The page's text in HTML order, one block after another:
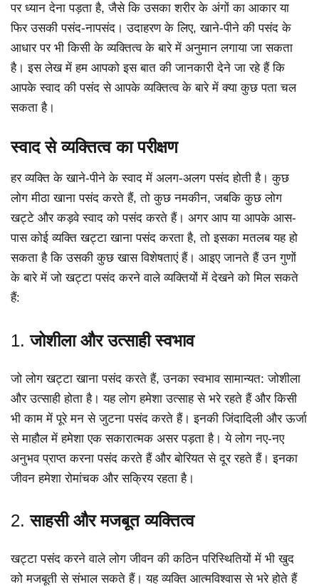
पर ध्यान देना पड़ता है, जैसे कि उसका शरीर के अंगों का आकार या
फिर उसकी पसंद-नापसंद। उदाहरण के लिए, खाने-पीने की पसंद के
आधार पर भी किसी के व्यक्तित्व के बारे में अनुमान लगाया जा सकता
है। इस लेख में हम आपको इस बात की जानकारी देने जा रहे हैं कि
आपके स्वाद की पसंद से आपके व्यक्तित्व के बारे में क्या कुछ पता चल
सकता है।
स्वाद से व्यक्तित्व का परीक्षण
हर व्यक्ति के खाने-पीने के स्वाद में अलग-अलग पसंद होती है। कुछ
लोग मीठा खाना पसंद करते हैं, तो कुछ नमकीन, जबकि कुछ लोग
खट्टे और कड़वे स्वाद को पसंद करते हैं। अगर आप या आपके आस-
पास कोई व्यक्ति खट्टा खाना पसंद करता है, तो इसका मतलब यह हो
सकता है कि उसकी कुछ खास विशेषताएं हैं। आइए जानते हैं उन गुणों
के बारे में जो खट्टा पसंद करने वाले व्यक्तियों में देखने को मिल सकते
हैं:
1.जोशीला और उत्साही स्वभाव
जो लोग खट्टा खाना पसंद करते हैं, उनका स्वभाव सामान्यत: जोशीला
और उत्साही होता है। यह लोग हमेशा उत्साह से भरे रहते हैं और किसी
भी काम में पूरे मन से जुटना पसंद करते हैं। इनकी जिंदादिली और ऊर्जा
से माहौल में हमेशा एक सकारात्मक असर पड़ता है। ये लोग नए-नए
अनुभव प्राप्त करना पसंद करते हैं और बोरियत से दूर रहते हैं। इनका
जीवन हमेशा रोमांचक और सक्रिय रहता है।
2.साहसी और मजबूत व्यक्तित्व
खट्टा पसंद करने वाले लोग जीवन की कठिन परिस्थितियों में भी खुद
को मजबूती से संभाल सकते हैं। यह व्यक्ति आत्मविश्वास से भरे होते हैं